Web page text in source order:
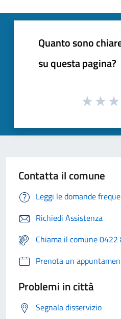
Quanto sono
su questa pagina?
Contatta il comune
Leggi le domande
Richiedi Assistenza
Chiama il comune 0422
Prenota un
Problemi in città
Segnala disservizio